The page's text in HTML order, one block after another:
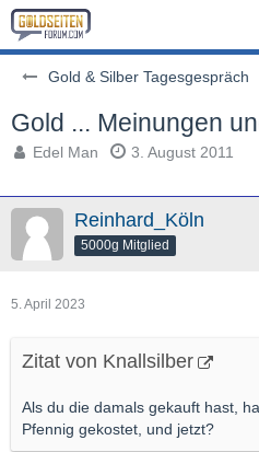
Gold & Silber Tagesgespräch
Gold ... Meinungen
Edel Man 3. August 2011
Reinhard_Köln
5000g Mitglied
5. April 2023
Zitat von Knallsilber
Als du die damals gekauft hast,
Pfennig gekostet, und jetzt?